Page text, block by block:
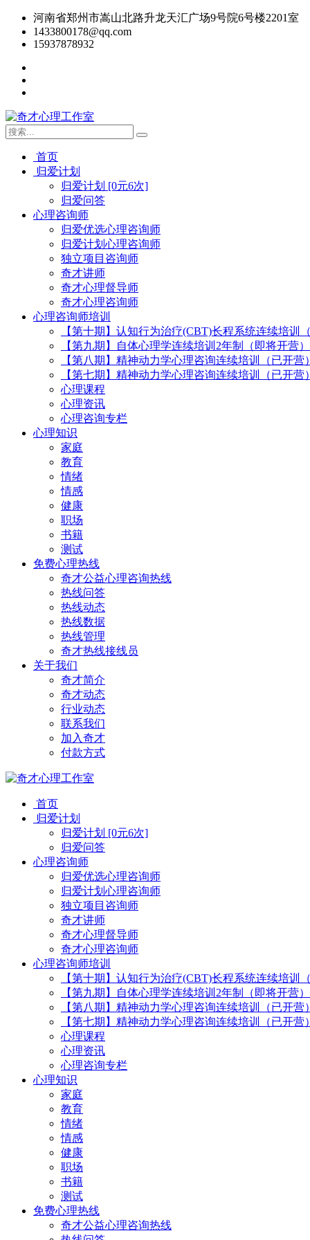
河南省郑州市嵩山北路升龙天汇广场9号院6号楼2201室
1433800178@qq.com
15937878932
首页
归爱计划
归爱计划 [0元6次]
归爱问答
心理咨询师
归爱优选心理咨询师
归爱计划心理咨询师
独立项目咨询师
奇才讲师
奇才心理督导师
奇才心理咨询师
心理咨询师培训
【第十期】认知行为治疗(CBT)长程系统连续培训
【第九期】自体心理学连续培训2年制（即将开营）
【第八期】精神动力学心理咨询连续培训（已开营）
【第七期】精神动力学心理咨询连续培训（已开营）
心理课程
心理资讯
心理咨询专栏
心理知识
家庭
教育
情绪
情感
健康
职场
书籍
测试
免费心理热线
奇才公益心理咨询热线
热线问答
热线动态
热线数据
热线管理
奇才热线接线员
关于我们
奇才简介
奇才动态
行业动态
联系我们
加入奇才
付款方式
首页
归爱计划
归爱计划 [0元6次]
归爱问答
心理咨询师
归爱优选心理咨询师
归爱计划心理咨询师
独立项目咨询师
奇才讲师
奇才心理督导师
奇才心理咨询师
心理咨询师培训
【第十期】认知行为治疗(CBT)长程系统连续培训
【第九期】自体心理学连续培训2年制（即将开营）
【第八期】精神动力学心理咨询连续培训（已开营）
【第七期】精神动力学心理咨询连续培训（已开营）
心理课程
心理资讯
心理咨询专栏
心理知识
家庭
教育
情绪
情感
健康
职场
书籍
测试
免费心理热线
奇才公益心理咨询热线